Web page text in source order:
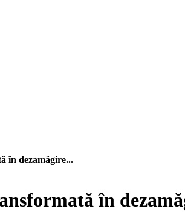
în dezamăgire...
în